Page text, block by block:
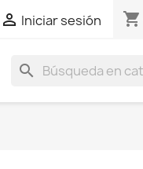
 Iniciar sesión shopping_cart
search